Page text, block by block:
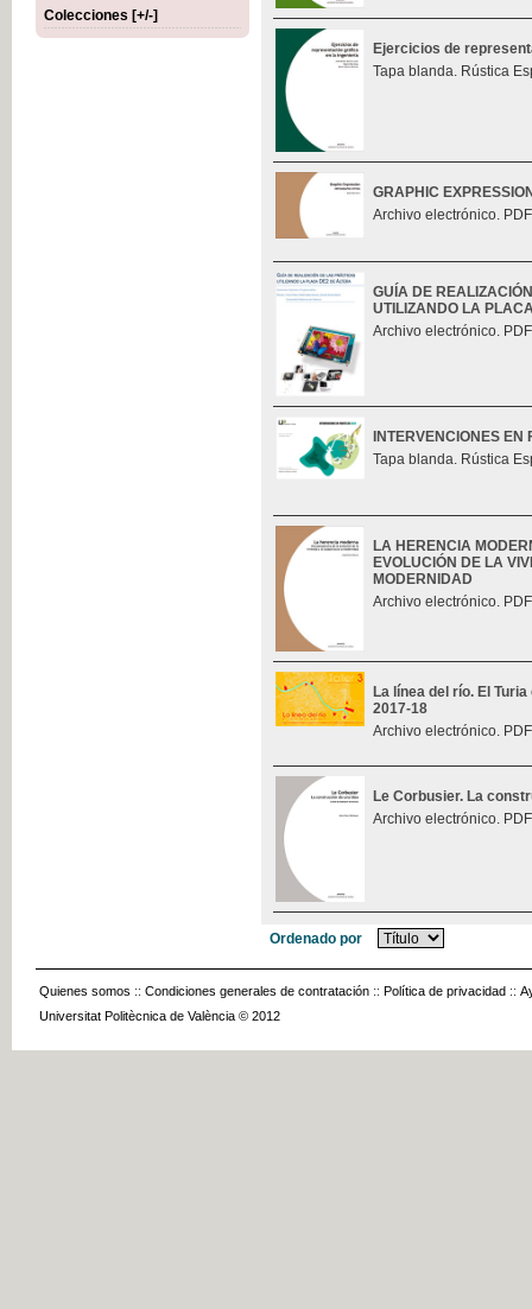
Colecciones [+/-]
Ejercicios de
Tapa blanda. Rústica
GRAPHIC
Archivo electrónico.
GUÍA DE
UTILIZANDO LA
Archivo electrónico.
INTERVENCIONES
Tapa blanda. Rústica
LA HERENCIA
EVOLUCIÓN DE LA
MODERNIDAD
Archivo electrónico.
La línea del río. El
2017-18
Archivo electrónico.
Le Corbusier. La
Archivo electrónico.
Ordenado por
Quienes somos :: Condiciones generales de contratación :: Política de privacidad ::
Universitat Politècnica de València © 2012